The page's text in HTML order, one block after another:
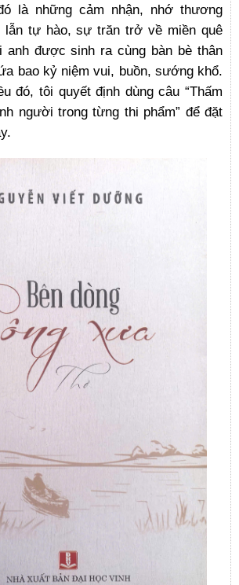
là những cảm nhận, nhớ thương
lẫn tự hào, sự trăn trở về miền quê
anh được sinh ra cùng bàn bè thân
bao kỷ niệm vui, buồn, sướng khổ.
đó, tôi quyết định dùng câu “Thấm
người trong từng thi phẩm” để đặt